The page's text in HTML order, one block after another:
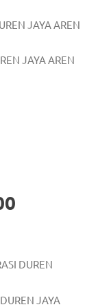
JAYA AREN
JAYA